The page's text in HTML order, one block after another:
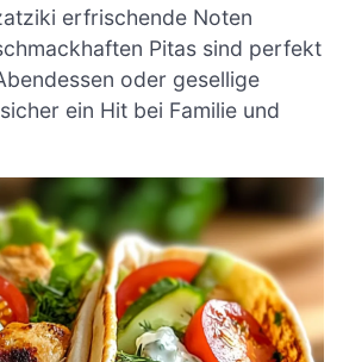
erfrischende Noten
Pitas sind perfekt
oder gesellige
ein Hit bei Familie und